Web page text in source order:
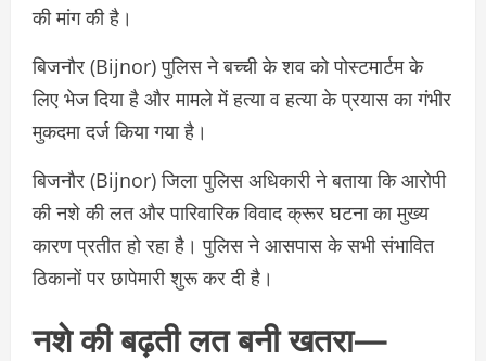
की मांग की है।
बिजनौर (Bijnor) पुलिस ने बच्ची के शव को पोस्टमार्टम के
लिए भेज दिया है और मामले में हत्या व हत्या के प्रयास का गंभीर
मुकदमा दर्ज किया गया है।
बिजनौर (Bijnor) जिला पुलिस अधिकारी ने बताया कि आरोपी
की नशे की लत और पारिवारिक विवाद क्रूर घटना का मुख्य
कारण प्रतीत हो रहा है। पुलिस ने आसपास के सभी संभावित
ठिकानों पर छापेमारी शुरू कर दी है।
नशे की बढ़ती लत बनी खतरा—